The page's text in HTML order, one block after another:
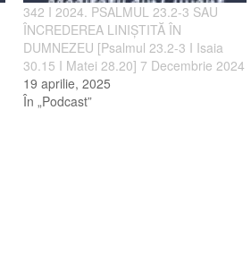
342 I 2024. PSALMUL 23.2-3 SAU
ÎNCREDEREA LINIȘTITĂ ÎN
DUMNEZEU [Psalmul 23.2-3 I Isaia
30.15 I Matei 28.20] 7 Decembrie 2024
19 aprilie, 2025
În „Podcast”